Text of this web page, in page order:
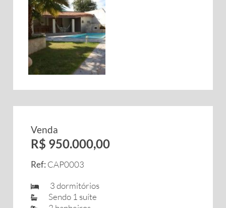
Venda
R$ 950.000,00
Ref: CAP0003
3 dormitórios
Sendo 1 suíte